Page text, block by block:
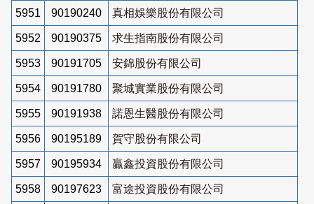
5951 90190240 真相娛樂股份有限公司
5952 90190375 求生指南股份有限公司
5953 90191705 安錦股份有限公司
5954 90191780 聚城實業股份有限公司
5955 90191938 諾恩生醫股份有限公司
5956 90195189 賀守股份有限公司
5957 90195934 贏鑫投資股份有限公司
5958 90197623 富途投資股份有限公司